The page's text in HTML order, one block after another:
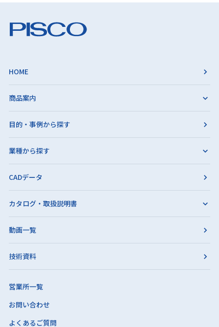
HOME
商品案内
目的・事例から探す
業種から探す
CADデータ
カタログ・取扱説明書
動画一覧
技術資料
営業所一覧
お問い合わせ
よくあるご質問